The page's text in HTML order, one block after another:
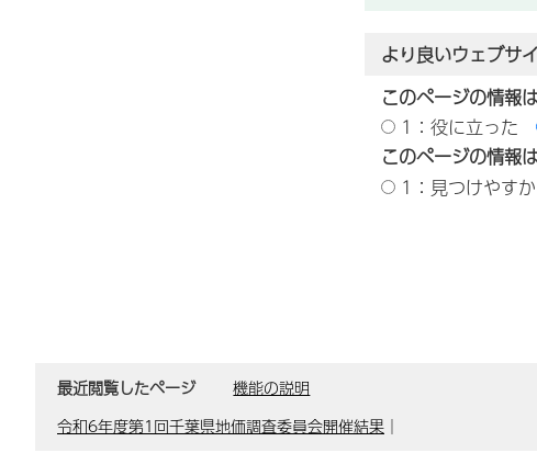
より良いウェブサ
このページの情報
1：役に立った
このページの情報
1：見つけやす
最近閲覧したページ
機能の説明
令和6年度第1回千葉県地価調査委員会開催結果 ｜